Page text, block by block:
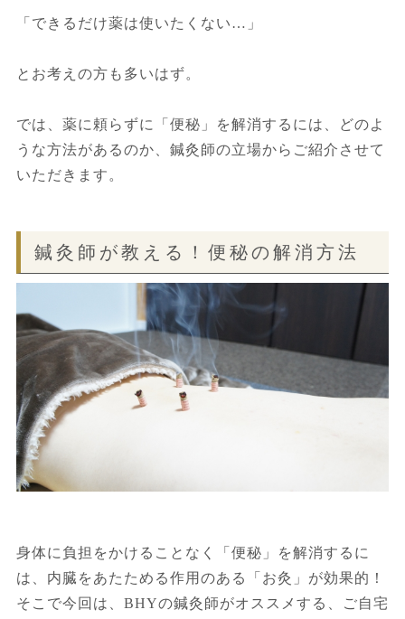
「できるだけ薬は使いたくない…」
とお考えの方も多いはず。
では、薬に頼らずに「便秘」を解消するには、どのよ
うな方法があるのか、鍼灸師の立場からご紹介させて
いただきます。
鍼灸師が教える！便秘の解消方法
身体に負担をかけることなく「便秘」を解消するに
は、内臓をあたためる作用のある「お灸」が効果的！
そこで今回は、BHYの鍼灸師がオススメする、ご自宅